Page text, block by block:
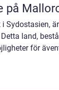
på
Sydostasien,
land,
för